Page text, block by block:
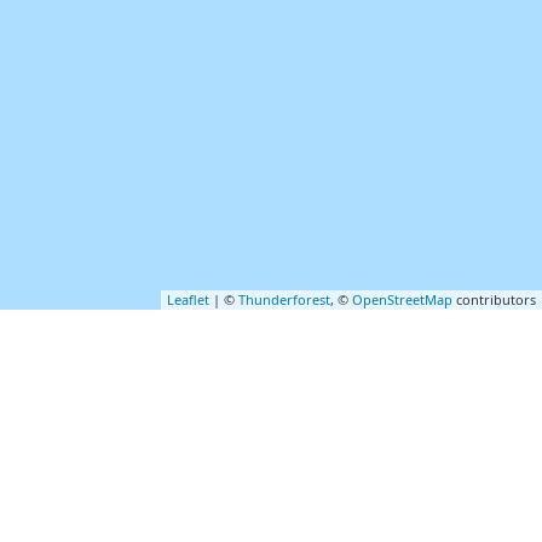
Leaflet| © Thunderforest, © OpenStreetMap contributors